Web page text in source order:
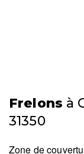
Frelons à
31350
Zone de